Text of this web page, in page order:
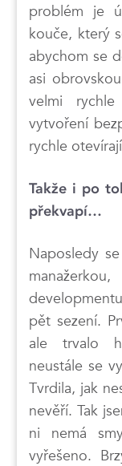
problém je
kouče, který
abychom se
asi
velmi
vytvoření
rychle
Takže i po
překvapí…
Naposledy
pět sezení.
ale trvalo
neustále se
Tvrdila, jak
nevěří. Tak
ni nemá
vyřešeno.